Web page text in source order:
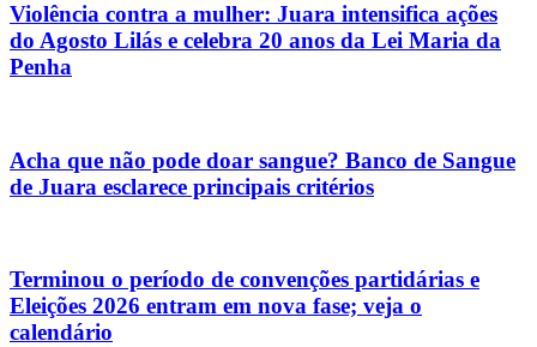
Violência contra a mulher: Juara intensifica ações
do Agosto Lilás e celebra 20 anos da Lei Maria da
Penha
Acha que não pode doar sangue? Banco de Sangue
de Juara esclarece principais critérios
Terminou o período de convenções partidárias e
Eleições 2026 entram em nova fase; veja o
calendário